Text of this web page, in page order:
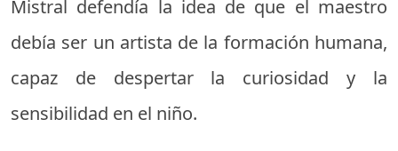
Mistral defendía la idea de que el maestro
debía ser un artista de la formación humana,
capaz de despertar la curiosidad y la
sensibilidad en el niño.